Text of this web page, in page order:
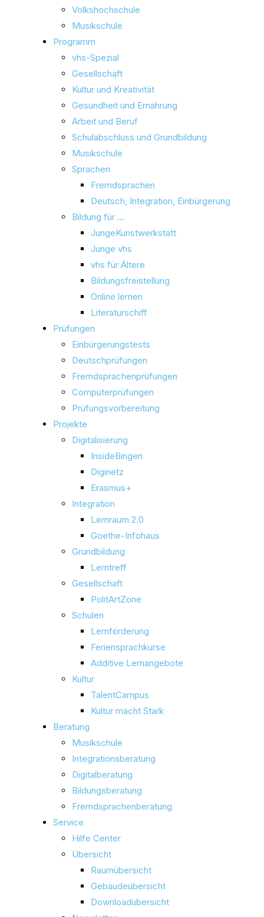
Volkshochschule
Musikschule
Programm
vhs-Spezial
Gesellschaft
Kultur und Kreativität
Gesundheit und Ernährung
Arbeit und Beruf
Schulabschluss und Grundbildung
Musikschule
Sprachen
Fremdsprachen
Deutsch, Integration, Einbürgerung
Bildung für …
JungeKunstwerkstatt
Junge vhs
vhs für Ältere
Bildungsfreistellung
Online lernen
Literaturschiff
Prüfungen
Einbürgerungstests
Deutschprüfungen
Fremdsprachenprüfungen
Computerprüfungen
Prüfungsvorbereitung
Projekte
Digitalisierung
InsideBingen
Diginetz
Erasmus+
Integration
Lernraum 2.0
Goethe-Infohaus
Grundbildung
Lerntreff
Gesellschaft
PolitArtZone
Schulen
Lernförderung
Feriensprachkurse
Additive Lernangebote
Kultur
TalentCampus
Kultur macht Stark
Beratung
Musikschule
Integrationsberatung
Digitalberatung
Bildungsberatung
Fremdsprachenberatung
Service
Hilfe Center
Übersicht
Raumübersicht
Gebäudeübersicht
Downloadübersicht